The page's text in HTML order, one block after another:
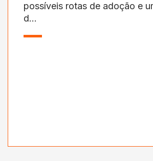
possíveis rotas de adoção e
d...